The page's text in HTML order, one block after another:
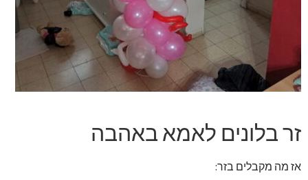
זר מתוק
בלונים בראשון לציון
מתנות בראשון לציון
תשלום
מחירון משלוחי בלונים
זר בלונים לאמא באהבה
אז מה מקבלים בזר: